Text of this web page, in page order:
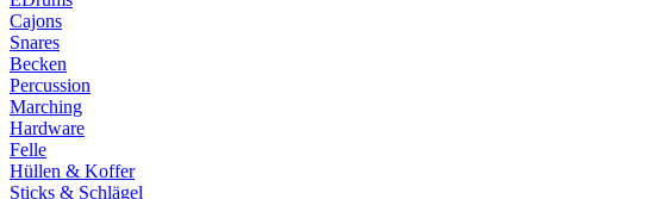
Cajons
Snares
Becken
Percussion
Marching
Hardware
Felle
Hüllen & Koffer
Sticks & Schlägel